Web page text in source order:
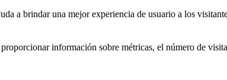
a brindar una mejor experiencia de usuario a los
información sobre métricas, el número de